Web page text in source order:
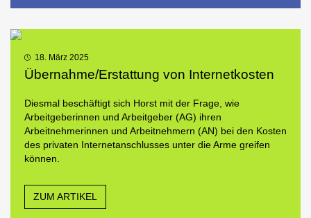
18. März 2025
Übernahme/Erstattung von Internetkosten
Diesmal beschäftigt sich Horst mit der Frage, wie
Arbeitgeberinnen und Arbeitgeber (AG) ihren
Arbeitnehmerinnen und Arbeitnehmern (AN) bei den Kosten
des privaten Internetanschlusses unter die Arme greifen
können.
ZUM ARTIKEL